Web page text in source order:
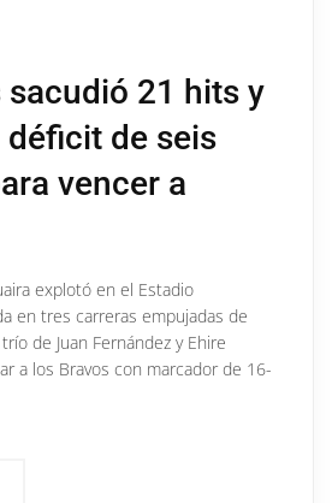
21 hits y
de seis
vencer a
explotó en el Estadio
en tres carreras empujadas de
de Juan Fernández y Ehire
a los Bravos con marcador de 16-